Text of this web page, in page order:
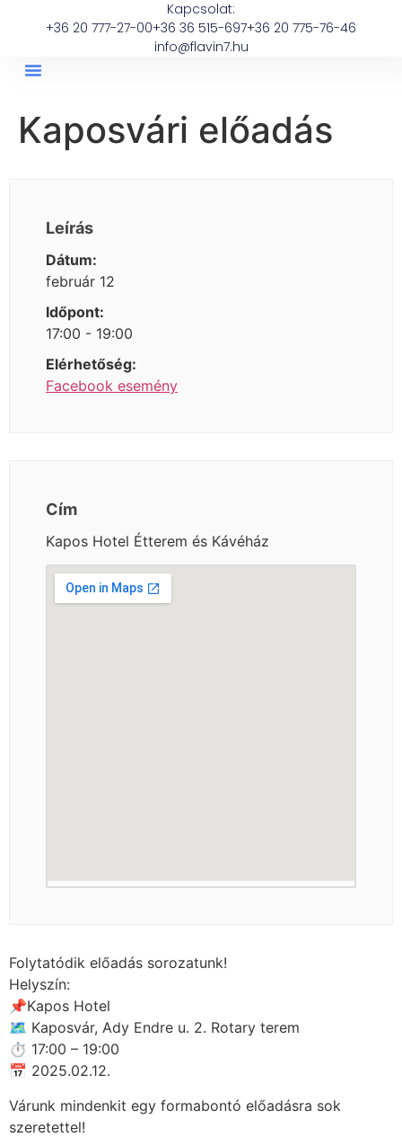
Kapcsolat:
+36 20 777-27-00+36 36 515-697+36 20 775-76-46
info@flavin7.hu
Kaposvári előadás
Leírás
Dátum:
február 12
Időpont:
17:00 - 19:00
Elérhetőség:
Facebook esemény
Cím
Kapos Hotel Étterem és Kávéház
Folytatódik előadás sorozatunk!
Helyszín:
📌Kapos Hotel
🗺 Kaposvár, Ady Endre u. 2. Rotary terem
⏱ 17:00 – 19:00
📅 2025.02.12.
Várunk mindenkit egy formabontó előadásra sok
szeretettel!